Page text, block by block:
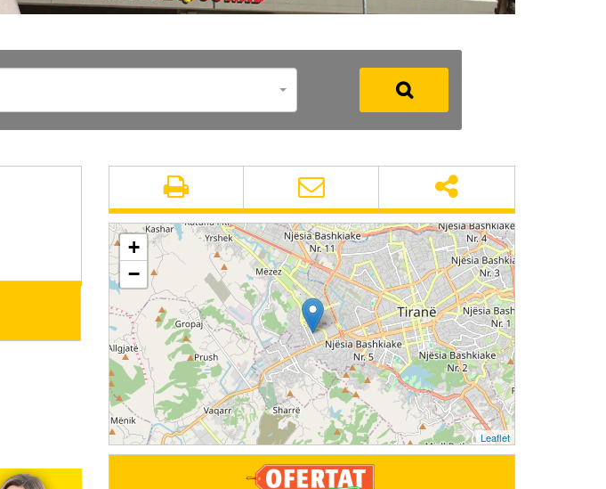
+
−
Leaflet